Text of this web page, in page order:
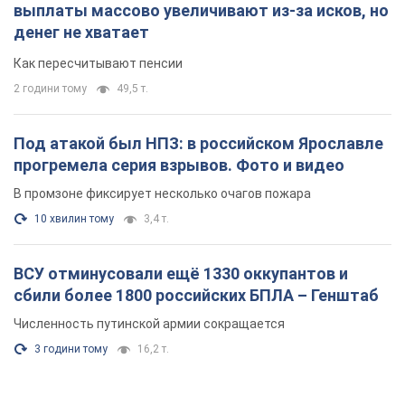
выплаты массово увеличивают из-за исков, но
денег не хватает
Как пересчитывают пенсии
2 години тому 49,5 т.
Под атакой был НПЗ: в российском Ярославле
прогремела серия взрывов. Фото и видео
В промзоне фиксирует несколько очагов пожара
10 хвилин тому 3,4 т.
ВСУ отминусовали ещё 1330 оккупантов и
сбили более 1800 российских БПЛА – Генштаб
Численность путинской армии сокращается
3 години тому 16,2 т.